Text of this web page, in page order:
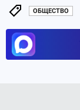
ОБЩЕСТВО